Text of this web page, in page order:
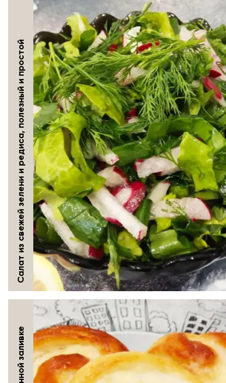
Салат из свежей зелени и редиса, полезный и простой